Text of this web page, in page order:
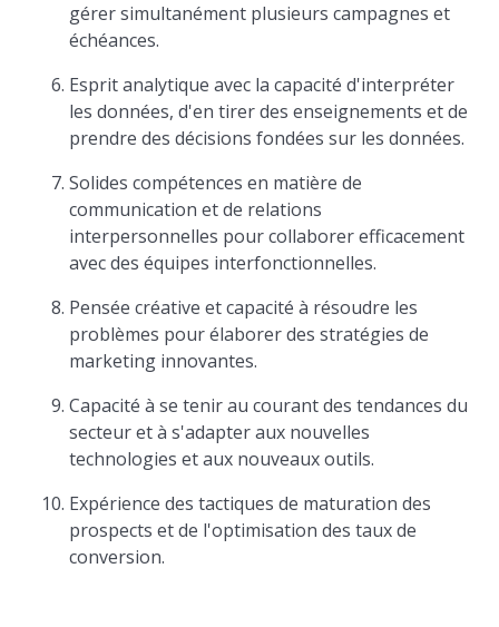
gérer simultanément plusieurs campagnes et
échéances.
Esprit analytique avec la capacité d'interpréter
les données, d'en tirer des enseignements et de
prendre des décisions fondées sur les données.
Solides compétences en matière de
communication et de relations
interpersonnelles pour collaborer efficacement
avec des équipes interfonctionnelles.
Pensée créative et capacité à résoudre les
problèmes pour élaborer des stratégies de
marketing innovantes.
Capacité à se tenir au courant des tendances du
secteur et à s'adapter aux nouvelles
technologies et aux nouveaux outils.
Expérience des tactiques de maturation des
prospects et de l'optimisation des taux de
conversion.